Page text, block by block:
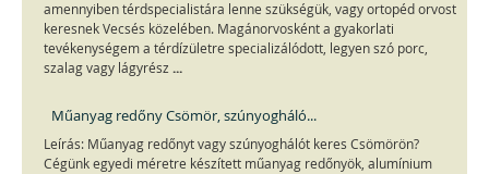
amennyiben térdspecialistára lenne szükségük, vagy ortopéd orvost
keresnek Vecsés közelében. Magánorvosként a gyakorlati
tevékenységem a térdízületre specializálódott, legyen szó porc,
szalag vagy lágyrész ...
Műanyag redőny Csömör, szúnyogháló...
Leírás: Műanyag redőnyt vagy szúnyoghálót keres Csömörön?
Cégünk egyedi méretre készített műanyag redőnyök, alumínium